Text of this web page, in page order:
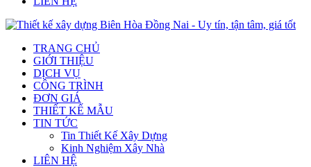
TRANG CHỦ
GIỚI THIỆU
DỊCH VỤ
CÔNG TRÌNH
ĐƠN GIÁ
THIẾT KẾ MẪU
TIN TỨC
Tin Thiết Kế Xây Dựng
Kinh Nghiệm Xây Nhà
LIÊN HỆ